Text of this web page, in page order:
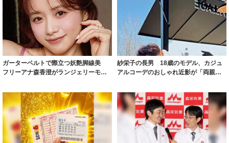
ガーターベルトで際立つ妖艶脚線美
フリーアナ森香澄がランジェリーモデ
紗栄子の長男 18歳のモデル、カジュ
アルコーデのおしゃれ近影が「両親の